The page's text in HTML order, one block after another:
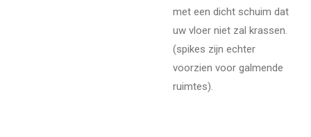
met een dicht schuim dat
uw vloer niet zal krassen.
(spikes zijn echter
voorzien voor galmende
ruimtes).